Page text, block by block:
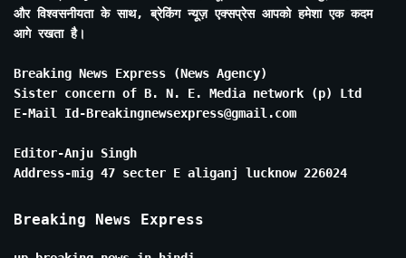
और विश्वसनीयता के साथ, ब्रेकिंग न्यूज़ एक्सप्रेस आपको हमेशा एक कदम
आगे रखता है।
Breaking News Express (News Agency)
Sister concern of B. N. E. Media network (p) Ltd
E-Mail Id-Breakingnewsexpress@gmail.com
Editor-Anju Singh
Address-mig 47 secter E aliganj lucknow 226024
Breaking News Express